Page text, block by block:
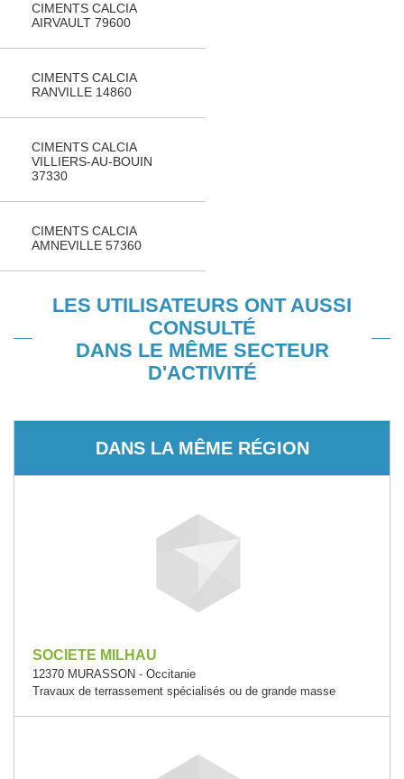
CIMENTS CALCIA
AIRVAULT 79600
CIMENTS CALCIA
RANVILLE 14860
CIMENTS CALCIA
VILLIERS-AU-BOUIN
37330
CIMENTS CALCIA
AMNEVILLE 57360
LES UTILISATEURS ONT AUSSI
CONSULTÉ
DANS LE MÊME SECTEUR
D'ACTIVITÉ
DANS LA MÊME RÉGION
SOCIETE MILHAU
12370 MURASSON - Occitanie
Travaux de terrassement spécialisés ou de grande masse